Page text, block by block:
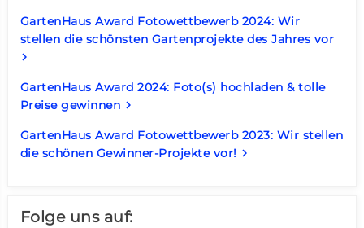
GartenHaus Award Fotowettbewerb 2024: Wir
stellen die schönsten Gartenprojekte des Jahres vor
keyboard_arrow_right
GartenHaus Award 2024: Foto(s) hochladen & tolle
Preise gewinnen keyboard_arrow_right
GartenHaus Award Fotowettbewerb 2023: Wir stellen
die schönen Gewinner-Projekte vor! keyboard_arrow_right
Folge uns auf: